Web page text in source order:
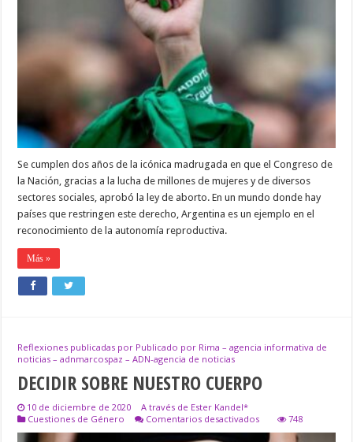
LA
APLICACIÓN
DE
LEY
DEL
ABORTO,
EN
EL
PAÍS
Se cumplen dos años de la icónica madrugada en que el Congreso de
la Nación, gracias a la lucha de millones de mujeres y de diversos
sectores sociales, aprobó la ley de aborto. En un mundo donde hay
países que restringen este derecho, Argentina es un ejemplo en el
reconocimiento de la autonomía reproductiva.
Más »
Reflexiones publicadas por Publicado por Rima – agencia informativa de
noticias – adnmarcospaz – ADN-agencia de noticias
DECIDIR SOBRE NUESTRO CUERPO
10 de diciembre de 2020
A través de Ester Kandel*
Cuestiones de Género
Comentarios desactivadosen
DECIDIR
748